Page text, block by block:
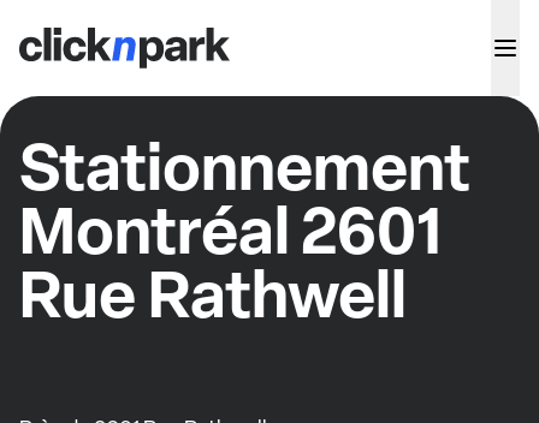
Stationnement
Montréal 2601
Rue Rathwell